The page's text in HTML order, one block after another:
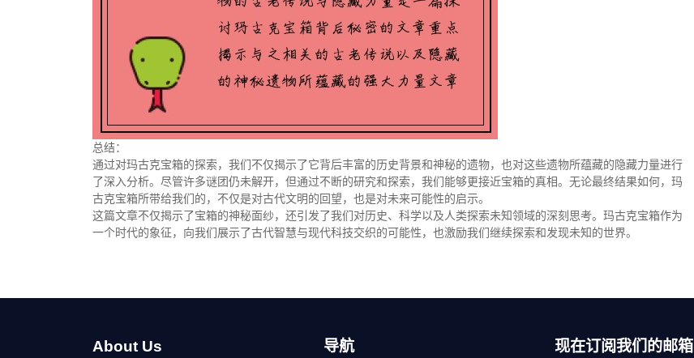
总结：
通过对玛古克宝箱的探索，我们不仅揭示了它背后丰富的历史背景和神秘的遗物，也对这些遗物所蕴藏的隐藏力量进行
了深入分析。尽管许多谜团仍未解开，但通过不断的研究和探索，我们能够更接近宝箱的真相。无论最终结果如何，玛
古克宝箱所带给我们的，不仅是对古代文明的回望，也是对未来可能性的启示。
这篇文章不仅揭示了宝箱的神秘面纱，还引发了我们对历史、科学以及人类探索未知领域的深刻思考。玛古克宝箱作为
一个时代的象征，向我们展示了古代智慧与现代科技交织的可能性，也激励我们继续探索和发现未知的世界。
About Us 导航 现在订阅我们的邮箱